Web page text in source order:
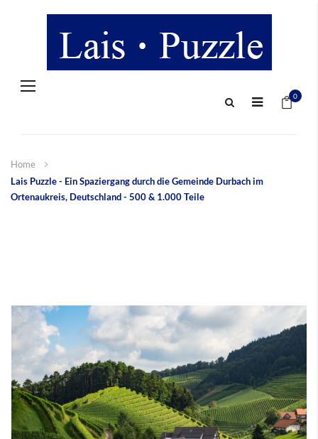
Navigation
0
Home
Lais Puzzle - Ein Spaziergang durch die Gemeinde Durbach im
Ortenaukreis, Deutschland - 500 & 1.000 Teile